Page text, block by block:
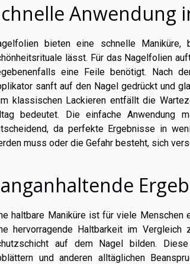
Anwendung
bieten eine schnelle
lässt. Für das Nagelfolien
eine Feile benötigt. Nach
sanft auf den Nagel gedrückt und
klassischen Lackieren entfällt die
bedeutet. Die einfache Anwendung
da perfekte Ergebnisse in
muss oder die Gefahr besteht, sich
haltbare Maniküre ist für viele
hervorragende Haltbarkeit im
auf dem Nagel bilden.
und anderen alltäglichen